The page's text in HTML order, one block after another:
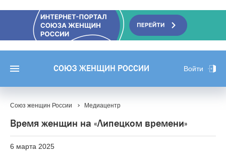
СОЮЗ ЖЕНЩИН РОССИИ Войти
Союз женщин России Медиацентр
Время женщин на «Липецком времени»
6 марта 2025